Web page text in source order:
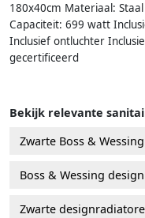
180x40cm Materiaal:
Capaciteit: 699 watt
Inclusief ontluchter
gecertificeerd
Bekijk relevante
Zwarte Boss &
Boss & Wessing
Zwarte